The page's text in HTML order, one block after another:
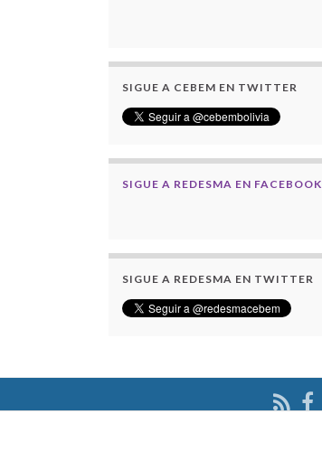
SIGUE A CEBEM EN TWITTER
SIGUE A REDESMA EN FACEBOOK
SIGUE A REDESMA EN TWITTER